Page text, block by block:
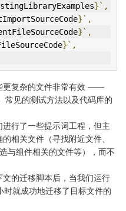
}`,
}`,
}`,
}`,
更复杂的文件非常有效 ——
常见的测试方法以及代码库的
行了一些提示词工程，但主
相关文件（寻找附近文件、
与组件相关的文件等），而不
的迁移脚本后，当我们运行
就成功地迁移了目标文件的